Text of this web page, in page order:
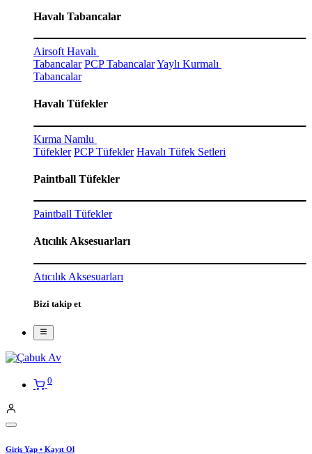
Havalı Tabancalar
Airsoft Havalı
Tabancalar PCP TabancalarYaylı Kurmalı
Tabancalar
Havalı Tüfekler
Kırma Namlu
Tüfekler PCP Tüfekler Havalı Tüfek Setleri
Paintball Tüfekler
Paintball Tüfekler
Atıcılık Aksesuarları
Atıcılık Aksesuarları
Bizi takip et
0
Giriş Yap • Kayıt Ol